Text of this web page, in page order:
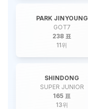
PARK JINYOUNG
GOT7
238 표
11위
SHINDONG
SUPER JUNIOR
165 표
13위